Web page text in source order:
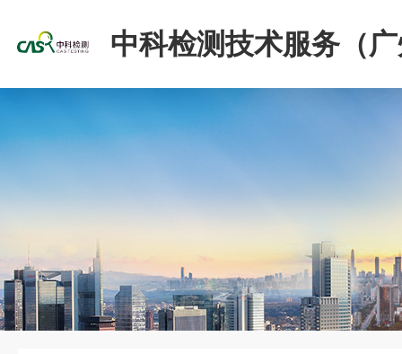
中科检测技术服务（
份有限公司